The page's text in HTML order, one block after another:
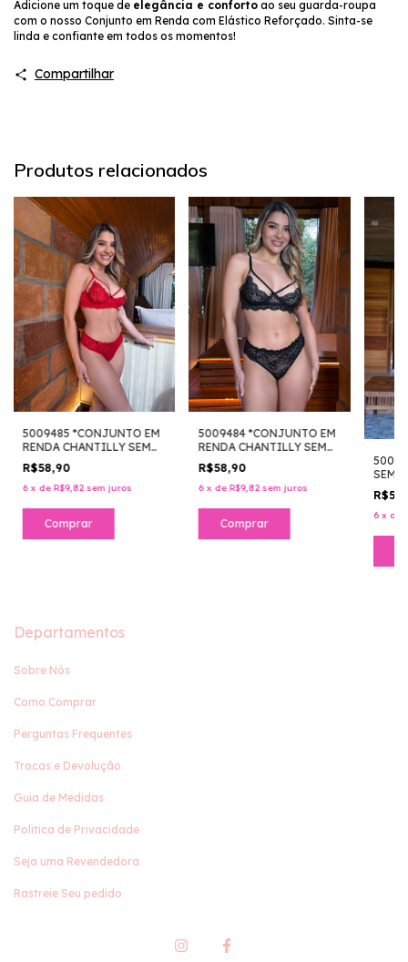
Adicione um toque de elegância e conforto ao seu guarda-roupa
com o nosso Conjunto em Renda com Elástico Reforçado. Sinta-se
linda e confiante em todos os momentos!
Compartilhar
Produtos relacionados
5009485 *CONJUNTO EM
RENDA CHANTILLY SEM
BOJO COM ARO E
CALCINHA RENDA FIO
CONFORTO
R$58,90
6 x de R$9,82 sem juros
Comprar
5009484 *CONJUNTO EM
RENDA CHANTILLY SEM
BOJO COM ARO E
CALCINHA RENDA FIO
CONFORTO
R$58,90
6 x de R$9,82 sem juros
Comprar
SEM
EM
6 x de
Departamentos
Sobre Nós
Como Comprar
Perguntas Frequentes
Trocas e Devolução
Guia de Medidas
Politica de Privacidade
Seja uma Revendedora
Rastreie Seu pedido